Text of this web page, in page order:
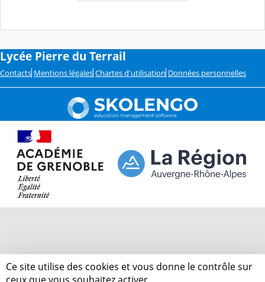
Lycée Pierre du Terrail
Contacts Mentions légales Chartes d'utilisation Données personnelles
Ce site utilise des cookies et vous donne le contrôle sur